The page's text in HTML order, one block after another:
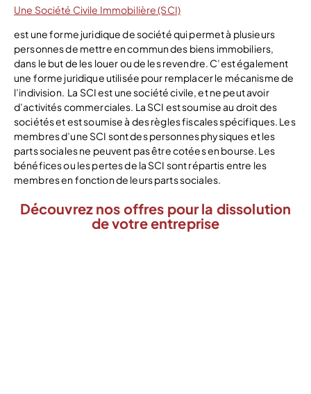
Une Société Civile Immobilière (SCI)
est une forme juridique de société qui permet à plusieurs
personnes de mettre en commun des biens immobiliers,
dans le but de les louer ou de les revendre. C’est également
une forme juridique utilisée pour remplacer le mécanisme de
l’indivision. La SCI est une société civile, et ne peut avoir
d’activités commerciales. La SCI est soumise au droit des
sociétés et est soumise à des règles fiscales spécifiques. Les
membres d’une SCI sont des personnes physiques et les
parts sociales ne peuvent pas être cotées en bourse. Les
bénéfices ou les pertes de la SCI sont répartis entre les
membres en fonction de leurs parts sociales.
Découvrez nos offres pour la dissolution
de votre entreprise